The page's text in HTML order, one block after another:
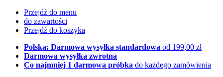
Przejdź do menu
do zawartości
Przejdź do koszyka
Polska: Darmowa wysyłka standardowa od 199,00 zł
Darmowa wysyłka zwrotna
Co najmniej 1 darmowa próbka do każdego zamówienia